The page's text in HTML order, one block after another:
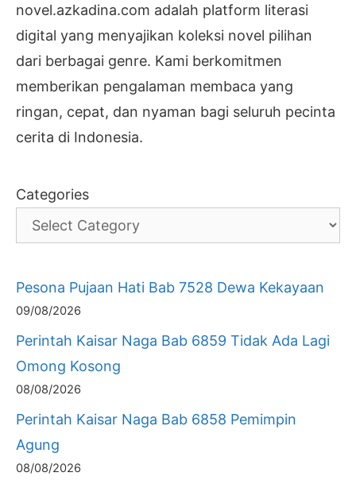
novel.azkadina.com adalah platform literasi
digital yang menyajikan koleksi novel pilihan
dari berbagai genre. Kami berkomitmen
memberikan pengalaman membaca yang
ringan, cepat, dan nyaman bagi seluruh pecinta
cerita di Indonesia.
Categories
Pesona Pujaan Hati Bab 7528 Dewa Kekayaan
09/08/2026
Perintah Kaisar Naga Bab 6859 Tidak Ada Lagi
Omong Kosong
08/08/2026
Perintah Kaisar Naga Bab 6858 Pemimpin
Agung
08/08/2026